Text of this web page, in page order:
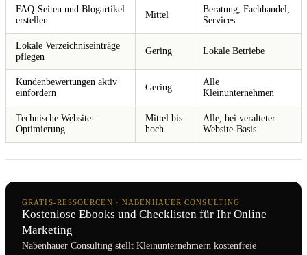
FAQ-Seiten und Blogartikel
erstellen
Mittel
Beratung, Fachhandel,
Services
Lokale Verzeichniseinträge
pflegen
Gering Lokale Betriebe
Kundenbewertungen aktiv
einfordern
Gering
Alle
Kleinunternehmen
Technische Website-
Optimierung
Mittel bis
hoch
Alle, bei veralteter
Website-Basis
GRATIS-RESSOURCEN · NABENHAUER CONSULTING
Kostenlose Ebooks und Checklisten für Ihr Online
Marketing
Nabenhauer Consulting stellt Kleinunternehmern kostenfreie